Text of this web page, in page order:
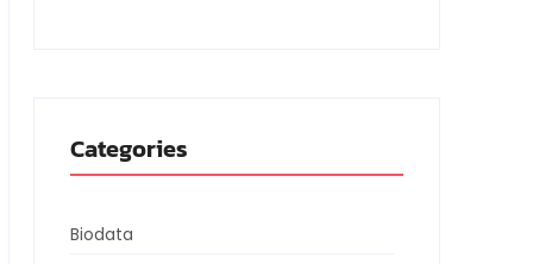
Categories
Biodata